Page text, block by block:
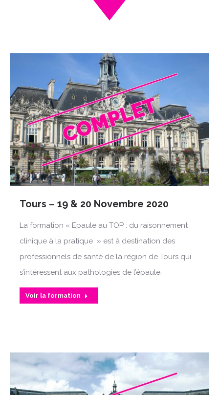
Tours – 19 & 20 Novembre 2020
La formation « Epaule au TOP : du raisonnement
clinique à la pratique » est à destination des
professionnels de santé de la région de Tours qui
s’intéressent aux pathologies de l’épaule.
Voir la formation